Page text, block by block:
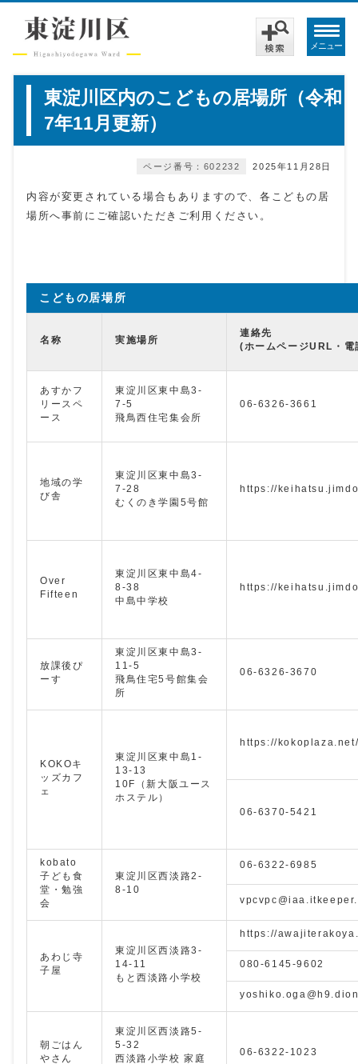
メニュー
東淀川区内のこどもの居場所（令和
7年11月更新）
2025年11月28日
ページ番号：602232
内容が変更されている場合もありますので、各こどもの居
場所へ事前にご確認いただきご利用ください。
こどもの居場所
名称 実施場所
連絡先
(ホームページURL・電
あすかフ
リースペ
ース
東淀川区東中島3-
7-5
飛鳥西住宅集会所
06-6326-3661
地域の学
び舎
東淀川区東中島3-
7-28
むくのき学園5号館
https://
Over
Fifteen
東淀川区東中島4-
8-38
中島中学校
https://
放課後ぴ
ーす
東淀川区東中島3-
11-5
飛鳥住宅5号館集会
所
06-6326-3670
KOKOキ
ッズカフ
ェ
東淀川区東中島1-
13-13
10F（新大阪ユース
ホステル）
https://
06-6370-5421
kobato
子ども食
堂・勉強
会
東淀川区西淡路2-
8-10
06-6322-6985
あわじ寺
子屋
東淀川区西淡路3-
14-11
もと西淡路小学校
https://
080-6145-9602
朝ごはん
やさん
東淀川区西淡路5-
5-32
西淡路小学校 家庭
06-6322-1023